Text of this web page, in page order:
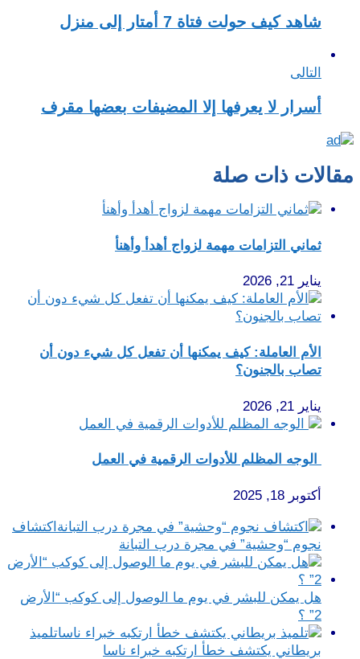
شاهد كيف حولت فتاة 7 أمتار إلى منزل
التالى
أسرار لا يعرفها إلا المضيفات بعضها مقرف
مقالات ذات صلة
ثماني التزامات مهمة لزواج أهدأ وأهنأ
يناير 21, 2026
الأم العاملة: كيف يمكنها أن تفعل كل شيء دون أن
تصاب بالجنون؟
يناير 21, 2026
الوجه المظلم للأدوات الرقمية في العمل
أكتوبر 18, 2025
اكتشاف
نجوم “وحشية” في مجرة درب التبانة
هل يمكن للبشر في يوم ما الوصول إلى كوكب “الأرض
2” ؟
تلميذ
بريطاني يكتشف خطأ ارتكبه خبراء ناسا